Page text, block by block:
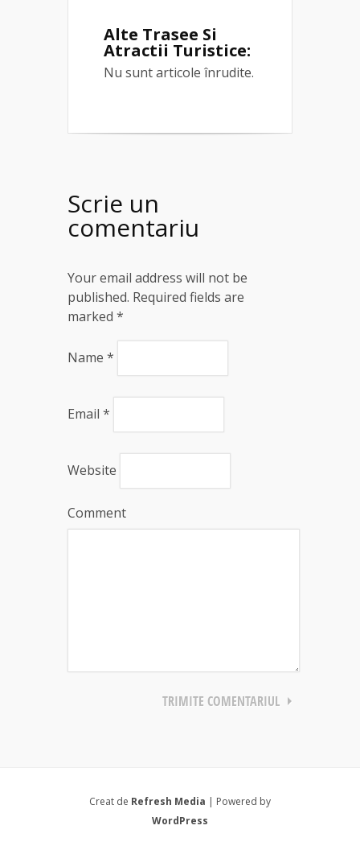
Alte Trasee Si
Atractii Turistice:
Nu sunt articole înrudite.
Scrie un
comentariu
Your email address will not be
published. Required fields are
marked *
Name *
Email *
Website
Comment
Creat de Refresh Media | Powered by
WordPress